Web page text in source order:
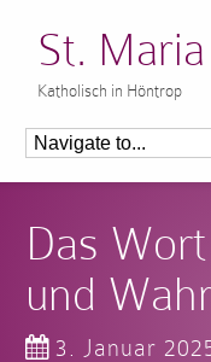
St.
Katholisch in Höntrop
Das
und
3. Januar